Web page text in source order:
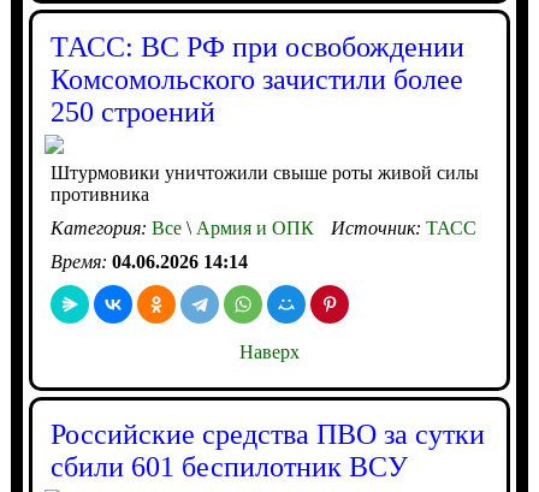
ТАСС: ВС РФ при освобождении
Комсомольского зачистили более
250 строений
Штурмовики уничтожили свыше роты живой силы
противника
Категория: Все\Армия и ОПК Источник: ТАСС
Время: 04.06.2026 14:14
Наверх
Российские средства ПВО за сутки
сбили 601 беспилотник ВСУ